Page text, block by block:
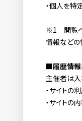
・個人を特
※1 閲覧
情報などの
■履歴情報
主催者は入
・サイトの
・サイトの